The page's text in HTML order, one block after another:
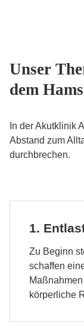
Unser
dem
In der Akutklinik
Abstand zum
durchbrechen.
1.
Zu Beginn
schaffen
körperliche